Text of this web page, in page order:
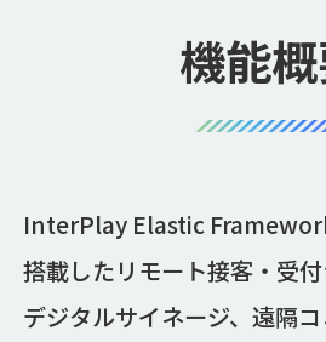
機能
InterPlay Elastic
搭載したリモート接客・受付
デジタルサイネージ、遠隔